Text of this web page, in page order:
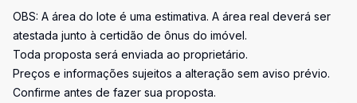
OBS: A área do lote é uma estimativa. A área real deverá ser
atestada junto à certidão de ônus do imóvel.
Toda proposta será enviada ao proprietário.
Preços e informações sujeitos a alteração sem aviso prévio.
Confirme antes de fazer sua proposta.